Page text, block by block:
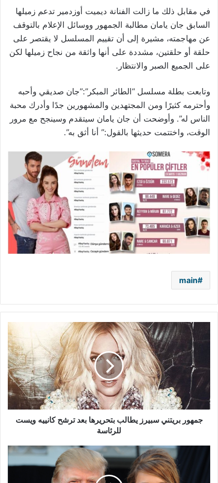
في مقابل ذلك ما زالت الفنانة ديميت أوزدمير تدعم زميلها
السابق جان يامان مطالبة الجمهور ووسائل الإعلام بالتوقف
عن مهاجمته، مشيرة إلى أن تقييم المسلسل لا يقتصر على
حلقة أو حلقتين، مشددة على أنها واثقة من نجاح زميلها لكن
على الجميع الصبر والانتظار.
وتابعت بطلة مسلسل “الطائر المبكر”:”جان صديقي وأحبه
وأحترمه كثيرًا ومن المجتهدين والمشهورين جدًا وأدرك محبة
الناس له”. وأوضحت أن جان يامان سيتقدم وسينجح مع مرور
الوقت، واختتمت حديثها بالقول:” أنا أثق به”.
main
جمهور
بريتني
يطالب
بتحريرها
ترشح
كانييه
ويست
للرئاسة
جمهور بريتني سبيرز يطالب بتحريرها بعد ترشح كانييه ويست
للرئاسة